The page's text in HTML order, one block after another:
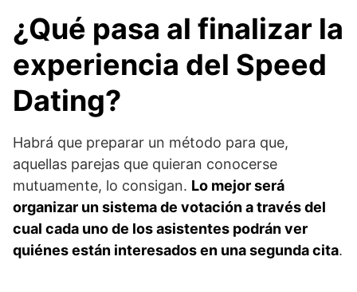
¿Qué pasa al finalizar la
experiencia del Speed
Dating?
Habrá que preparar un método para que,
aquellas parejas que quieran conocerse
mutuamente, lo consigan. Lo mejor será
organizar un sistema de votación a través del
cual cada uno de los asistentes podrán ver
quiénes están interesados en una segunda cita.